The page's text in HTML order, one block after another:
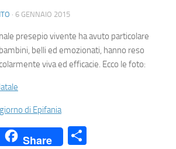
· 6 GENNAIO 2015
presepio vivente ha avuto particolare
belli ed emozionati, hanno reso
viva ed efficacie. Ecco le foto:
di Epifania
Share